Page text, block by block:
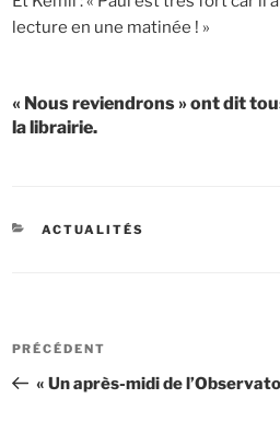
lecture en une matinée ! »
« Nous reviendrons » ont dit
la librairie.
CATÉGORIES
ACTUALITÉS
Navigation
l’article
Article
précédent
PRÉCÉDENT
« Un après-midi de